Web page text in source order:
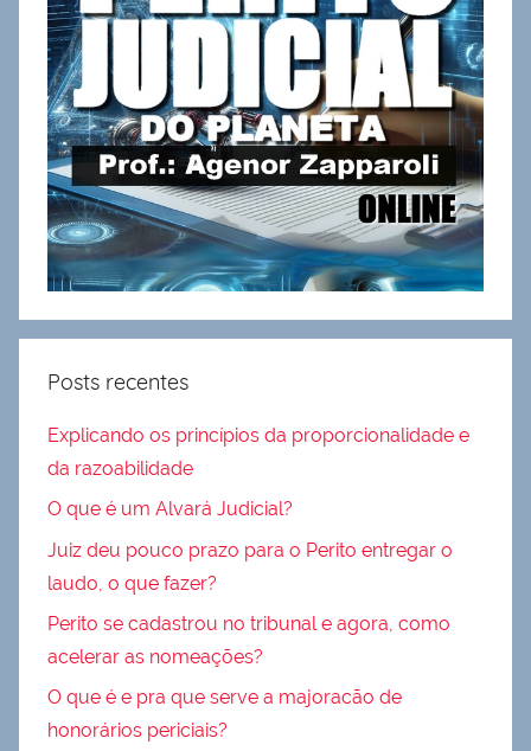
Posts recentes
Explicando os princípios da proporcionalidade e
da razoabilidade
O que é um Alvará Judicial?
Juiz deu pouco prazo para o Perito entregar o
laudo, o que fazer?
Perito se cadastrou no tribunal e agora, como
acelerar as nomeações?
O que é e pra que serve a majoracão de
honorários periciais?